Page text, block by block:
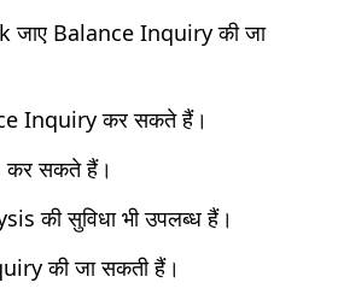
जाए Balance Inquiry की जा
Inquiry कर सकते हैं।
कर सकते हैं।
की सुविधा भी उपलब्ध हैं।
की जा सकती हैं।